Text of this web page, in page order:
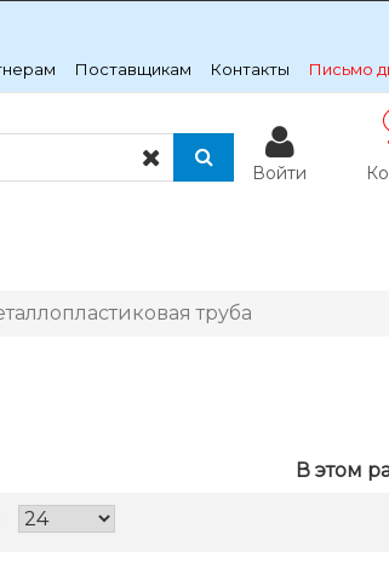
Поставщикам Контакты Письмо
Войти
труба
В этом